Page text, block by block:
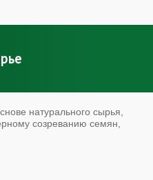
натурального сырья,
созреванию семян,